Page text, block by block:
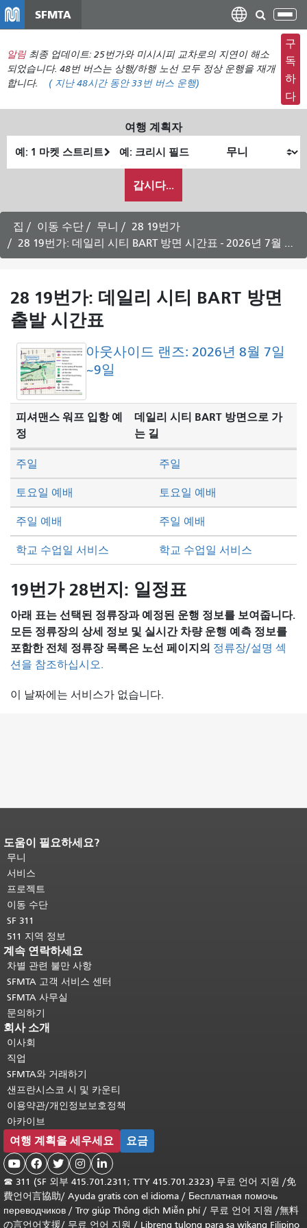
텐
츠
로
건
너
기
SFMTA
탐
색
메
뉴
전
환
알림 최종 업데이트: 25번가와 미시시피 교차로의 지연이 해소
되었습니다. 48번 버스는 상행/하행 노선 모두 정상 운행을 재개
합니다.
( 지난 48시간 동안33번 버스 운행)
구
독
하
다
여행 계획자
가
여
행
하
고
은
갑시다...
집 이동 수단 무니
28 19번가
28 19번가: 데일리 시티 BART 방면 시간표 - 2026년 7월 27일
28 19번가: 데일리 시티 BART 방면
출발 시간표
아웃사이드 랜즈: 2026년 8월 7일
~9일
피셔맨스 워프 입항 예
정
데일리 시티 BART 방면으로 가
는 길
토요일 예배 토요일 예배
주일 예배 주일 예배
주일 주일
학교 수업일 서비스 학교 수업일 서비스
19번가 28번지: 일정표
아래 표는 선택된 정류장과 예정된 운행 정보를 보여줍니다.
모든 정류장의 상세 정보 및 실시간 차량 운행 예측 정보를
포함한 전체 정류장 목록은 노선 페이지의 정류장/설명 섹
션을 참조하십시오.
이 날짜에는 서비스가 없습니다.
페이지 내용 끝입니다.이 페이지의 나
머지 내용은 모든 페이지에 반복됩니
다.메인 콘텐츠 상단으로 돌아가려면
여기를 클릭하십시오
도움이 필요하세요?
무니
서비스
프로젝트
이동 수단
SF 311
511 지역 정보
계속 연락하세요
차별 관련 불만 사항
SFMTA 고객 서비스 센터
SFMTA 사무실
문의하기
회사 소개
이사회
직업
SFMTA와 거래하기
샌프란시스코 시 및 카운티
이용약관/개인정보보호정책
아카이브
여행 계획을 세우세요 요금
    
☎ 311 (SF 외부 415.701.2311; TTY 415.701.2323) 무료 언어 지원 /免
費언어言協助/ Ayuda gratis con el idioma / Бесплатная помочь
переводчиков / Trợ giúp Thông dịch Miễn phí/ 무료 언어 지원 /無料
の言언어支援/ 무료 언어 지원 / Libreng tulong para sa wikang Filipino